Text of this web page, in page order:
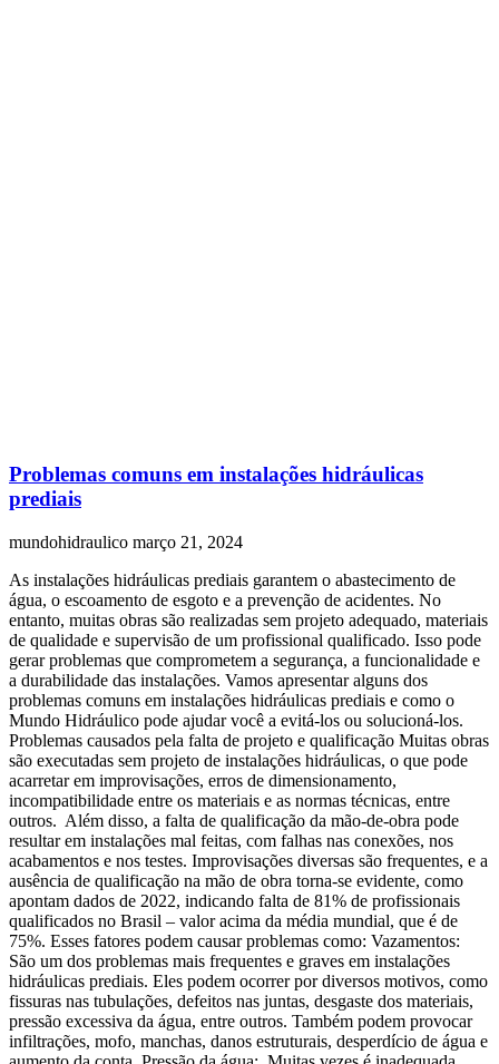
Problemas comuns em instalações hidráulicas
prediais
mundohidraulico março 21, 2024
As instalações hidráulicas prediais garantem o abastecimento de
água, o escoamento de esgoto e a prevenção de acidentes. No
entanto, muitas obras são realizadas sem projeto adequado, materiais
de qualidade e supervisão de um profissional qualificado. Isso pode
gerar problemas que comprometem a segurança, a funcionalidade e
a durabilidade das instalações. Vamos apresentar alguns dos
problemas comuns em instalações hidráulicas prediais e como o
Mundo Hidráulico pode ajudar você a evitá-los ou solucioná-los.
Problemas causados pela falta de projeto e qualificação Muitas obras
são executadas sem projeto de instalações hidráulicas, o que pode
acarretar em improvisações, erros de dimensionamento,
incompatibilidade entre os materiais e as normas técnicas, entre
outros. Além disso, a falta de qualificação da mão-de-obra pode
resultar em instalações mal feitas, com falhas nas conexões, nos
acabamentos e nos testes. Improvisações diversas são frequentes, e a
ausência de qualificação na mão de obra torna-se evidente, como
apontam dados de 2022, indicando falta de 81% de profissionais
qualificados no Brasil – valor acima da média mundial, que é de
75%. Esses fatores podem causar problemas como: Vazamentos:
São um dos problemas mais frequentes e graves em instalações
hidráulicas prediais. Eles podem ocorrer por diversos motivos, como
fissuras nas tubulações, defeitos nas juntas, desgaste dos materiais,
pressão excessiva da água, entre outros. Também podem provocar
infiltrações, mofo, manchas, danos estruturais, desperdício de água e